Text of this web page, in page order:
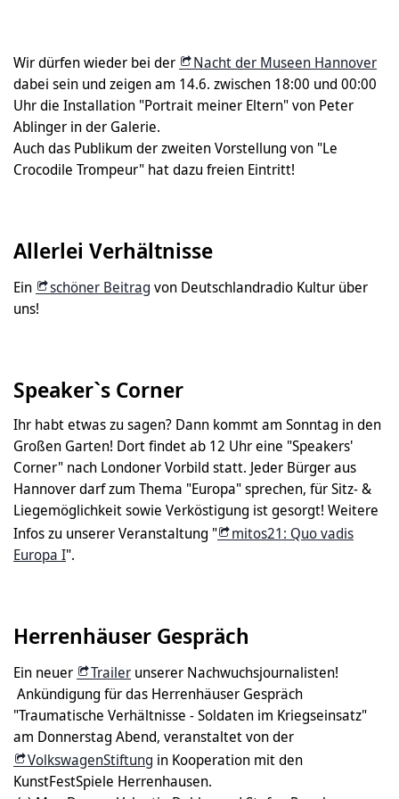
Wir dürfen wieder bei der
Nacht der Museen Hannover
dabei sein und zeigen am 14.6. zwischen 18:00 und 00:00
Uhr die Installation "Portrait meiner Eltern" von Peter
Ablinger in der Galerie.
Auch das Publikum der zweiten Vorstellung von "Le
Crocodile Trompeur" hat dazu freien Eintritt!
Allerlei Verhältnisse
Ein schöner Beitrag von Deutschlandradio Kultur über
uns!
Speaker`s Corner
Ihr habt etwas zu sagen? Dann kommt am Sonntag in den
Großen Garten! Dort findet ab 12 Uhr eine "Speakers'
Corner" nach Londoner Vorbild statt. Jeder Bürger aus
Hannover darf zum Thema "Europa" sprechen, für Sitz- &
Liegemöglichkeit sowie Verköstigung ist gesorgt! Weitere
Infos zu unserer Veranstaltung "
mitos21: Quo vadis
Europa I".
Herrenhäuser Gespräch
Ein neuer Trailer unserer Nachwuchsjournalisten!
Ankündigung für das Herrenhäuser Gespräch
"Traumatische Verhältnisse - Soldaten im Kriegseinsatz"
am Donnerstag Abend, veranstaltet von der
VolkswagenStiftung in Kooperation mit den
KunstFestSpiele Herrenhausen.